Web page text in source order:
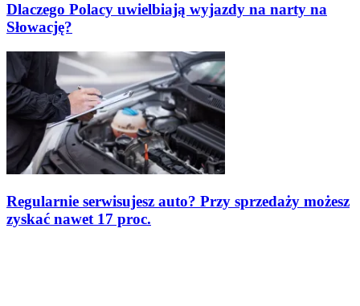
Dlaczego Polacy uwielbiają wyjazdy na narty na
Słowację?
Regularnie serwisujesz auto? Przy sprzedaży możesz
zyskać nawet 17 proc.